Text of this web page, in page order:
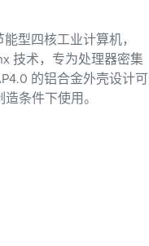
型四核工业计算机，
技术，专为处理器密集
的铝合金外壳设计可
条件下使用。